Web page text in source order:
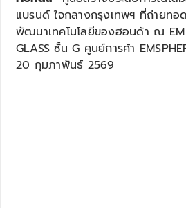
แบรนด์ ใจกลางกรุงเทพฯ ที่ถ่ายทอ
พัฒนาเทคโนโลยีของฮอนด้า ณ EM
GLASS ชั้น G ศูนย์การค้า
20 กุมภาพันธ์ 2569